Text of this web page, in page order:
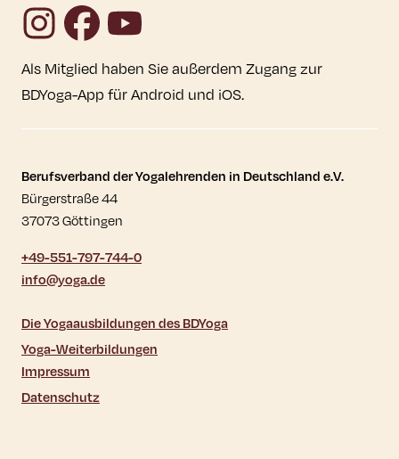
InstagramFacebookYouTube
Als Mitglied haben Sie außerdem Zugang zur
BDYoga-App für Android und iOS.
Kontaktdaten und weitere Links
Berufsverband der Yogalehrenden in Deutschland e.V.
Bürgerstraße 44
37073 Göttingen
+49-551-797-744-0
info@yoga.de
Die Yogaausbildungen des BDYoga
Yoga-Weiterbildungen
Impressum
Datenschutz